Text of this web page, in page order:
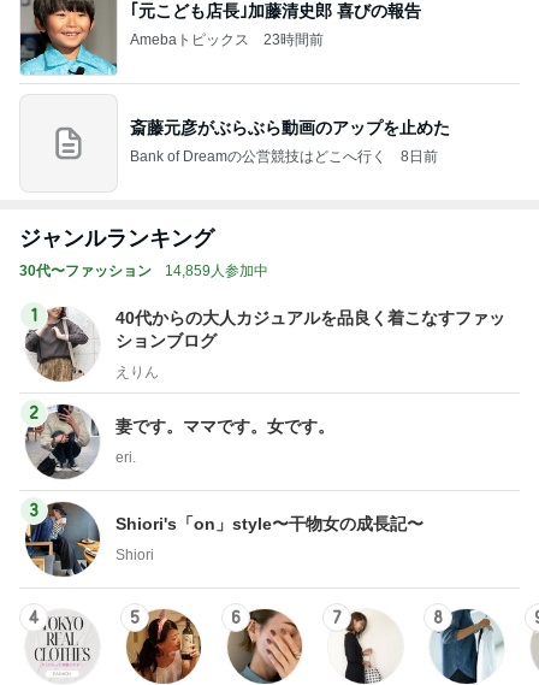
｢元こども店長｣加藤清史郎 喜びの報告
Amebaトピックス 23時間前
斎藤元彦がぶらぶら動画のアップを止めた
Bank of Dreamの公営競技はどこへ行く 8日前
ジャンルランキング
30代〜ファッション 14,859人参加中
1
40代からの大人カジュアルを品良く着こなすファッ
ションブログ
えりん
2
妻です。ママです。女です。
eri.
3
Shiori's「on」style〜干物女の成長記〜
Shiori
4 5 6 7 8